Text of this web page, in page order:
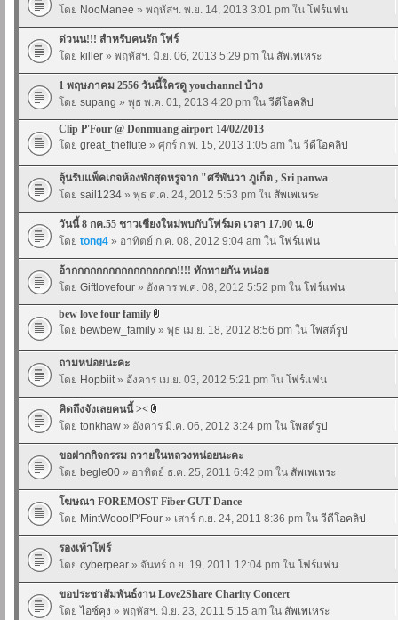
โดย NooManee » พฤหัสฯ. พ.ย. 14, 2013 3:01 pm ใน โฟร์แฟน
ด่วนน!!! สำหรับคนรัก โฟร์
โดย killer » พฤหัสฯ. มิ.ย. 06, 2013 5:29 pm ใน สัพเพเหระ
1 พฤษภาคม 2556 วันนี้ใครดู youchannel บ้าง
โดย supang » พุธ พ.ค. 01, 2013 4:20 pm ใน วีดีโอคลิป
Clip P'Four @ Donmuang airport 14/02/2013
โดย great_theflute » ศุกร์ ก.พ. 15, 2013 1:05 am ใน วีดีโอคลิป
ลุ้นรับแพ็คเกจห้องพักสุดหรูจาก "ศรีพันวา ภูเก็ต , Sri panwa
โดย sail1234 » พุธ ต.ค. 24, 2012 5:53 pm ใน สัพเพเหระ
วันนี้ 8 กค.55 ชาวเชียงใหม่พบกับโฟร์มด เวลา 17.00 น.
โดย tong4 » อาทิตย์ ก.ค. 08, 2012 9:04 am ใน โฟร์แฟน
อ้ากกกกกกกกกกกกกกกกก!!!! ทักทายกัน หน่อย
โดย Giftlovefour » อังคาร พ.ค. 08, 2012 5:52 pm ใน โฟร์แฟน
bew love four family
โดย bewbew_family » พุธ เม.ย. 18, 2012 8:56 pm ใน โพสต์รูป
ถามหน่อยนะคะ
โดย Hopbiit» อังคาร เม.ย. 03, 2012 5:21 pm ใน โฟร์แฟน
คิดถึงจังเลยคนนี้ ><
โดย tonkhaw » อังคาร มี.ค. 06, 2012 3:24 pm ใน โพสต์รูป
ขอฝากกิจกรรม ถวายในหลวงหน่อยนะคะ
โดย begle00 » อาทิตย์ ธ.ค. 25, 2011 6:42 pm ใน สัพเพเหระ
โฆษณา FOREMOST Fiber GUT Dance
โดย MintWooo!P'Four » เสาร์ ก.ย. 24, 2011 8:36 pm ใน วีดีโอคลิป
รองเท้าโฟร์
โดย cyberpear » จันทร์ ก.ย. 19, 2011 12:04 pm ใน โฟร์แฟน
ขอประชาสัมพันธ์งาน Love2Share Charity Concert
โดย ไอซ์คุง » พฤหัสฯ. มิ.ย. 23, 2011 5:15 am ใน สัพเพเหระ